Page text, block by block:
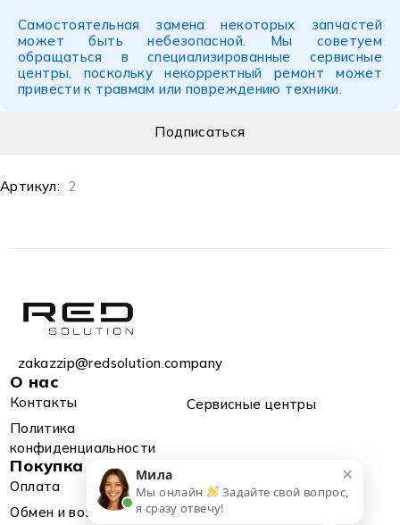
Самостоятельная замена некоторых запчастей
может быть небезопасной. Мы советуем
обращаться в специализированные сервисные
центры, поскольку некорректный ремонт может
привести к травмам или повреждению техники.
Артикул: 2
zakazzip@redsolution.company
О нас
Контакты
Сервисные центры
Политика
конфиденциальности
Покупка
Оплата
Доставка
Обмен и возврат
×
Мила
Мы онлайн
Задайте свой вопрос,
я сразу отвечу!